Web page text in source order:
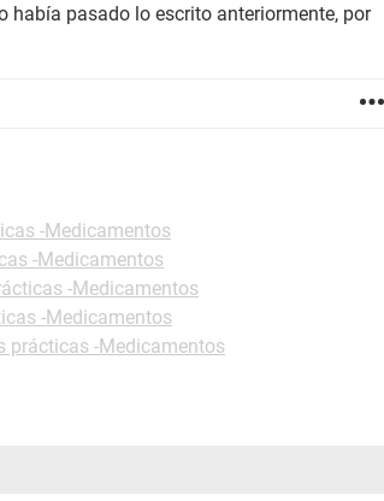
había pasado lo escrito anteriormente, por
-Medicamentos
-Medicamentos
-Medicamentos
-Medicamentos
prácticas -Medicamentos